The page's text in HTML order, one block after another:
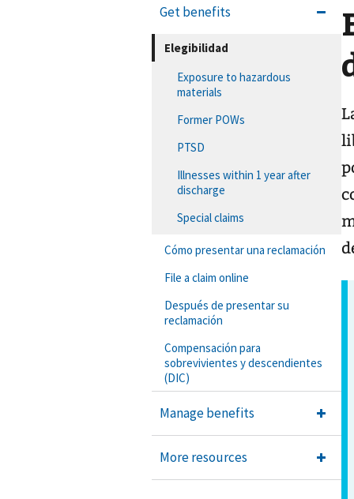
Get benefits
Elegibilidad
Exposure to hazardous
materials
Former POWs
PTSD
Illnesses within 1 year after
discharge
Special claims
Cómo presentar una reclamación
File a claim online
Después de presentar su
reclamación
Compensación para
sobrevivientes y descendientes
(DIC)
Manage benefits
More resources